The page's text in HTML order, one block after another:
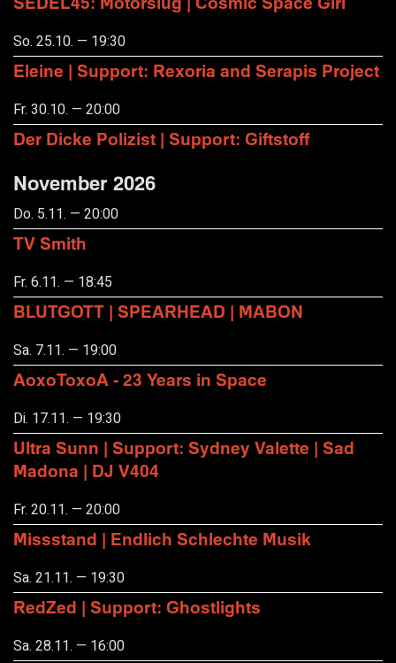
So. 25.10. — 19:30
Eleine | Support: Rexoria and Serapis Project
Fr. 30.10. — 20:00
Der Dicke Polizist | Support: Giftstoff
November 2026
Do. 5.11. — 20:00
TV Smith
Fr. 6.11. — 18:45
BLUTGOTT | SPEARHEAD | MABON
Sa. 7.11. — 19:00
AoxoToxoA - 23 Years in Space
Di. 17.11. — 19:30
Ultra Sunn | Support: Sydney Valette | Sad
Madona | DJ V404
Fr. 20.11. — 20:00
Missstand | Endlich Schlechte Musik
Sa. 21.11. — 19:30
RedZed | Support: Ghostlights
Sa. 28.11. — 16:00